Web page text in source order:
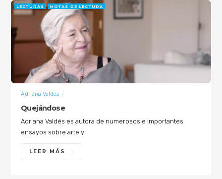
Quejándose
Adriana Valdés
LECTURAS NOTAS DE LECTURA
Adriana Valdés es autora de numerosos e importantes
ensayos sobre arte y
LEER MÁS